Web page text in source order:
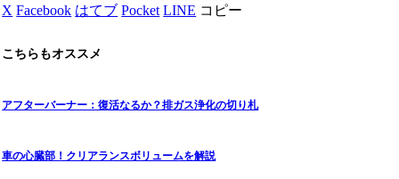
X Facebook はてブ Pocket LINE コピー
こちらもオススメ
アフターバーナー：復活なるか？排ガス浄化の切り札
車の心臓部！クリアランスボリュームを解説